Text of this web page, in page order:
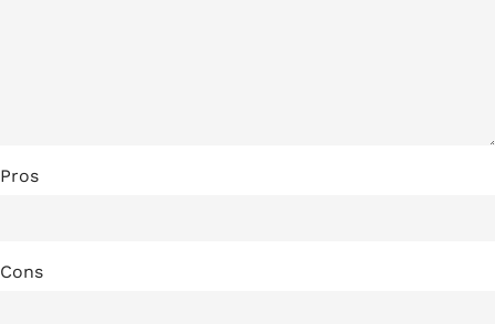
Pros
Cons